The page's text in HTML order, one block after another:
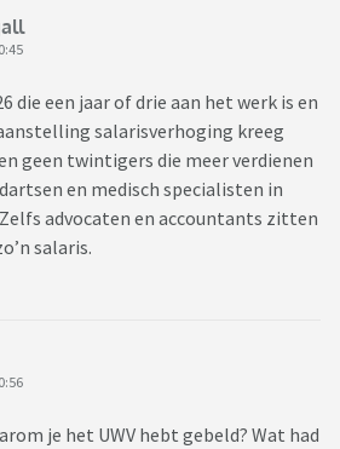
die een jaar of drie aan het werk is en
salarisverhoging kreeg
geen twintigers die meer verdienen
en medisch specialisten in
advocaten en accountants zitten
salaris.
je het UWV hebt gebeld? Wat had